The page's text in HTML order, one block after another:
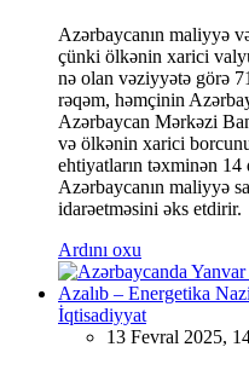
Azərbaycanın maliyyə
çünki ölkənin xarici
nə olan vəziyyətə görə
rəqəm, həmçinin
Azərbaycan Mərkəzi
və ölkənin xarici
ehtiyatların təxminən
Azərbaycanın maliyyə
idarəetməsini əks etdirir.
Ardını oxu
İqtisadiyyat
13 Fevral 2025,